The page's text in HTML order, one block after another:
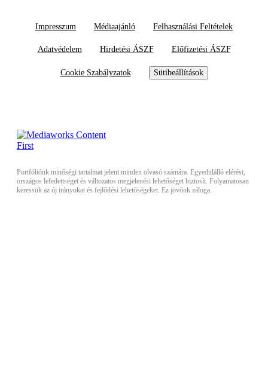
Impresszum Médiaajánló Felhasználási Feltételek
Adatvédelem Hirdetési ÁSZF Előfizetési ÁSZF
Cookie Szabályzatok Sütibeállítások
Portfóliónk minőségi tartalmat jelent minden olvasó számára. Egyedülálló elérést,
országos lefedettséget és változatos megjelenési lehetőséget biztosít. Folyamatosan
keressük az új irányokat és fejlődési lehetőségeket. Ez jövőnk záloga.